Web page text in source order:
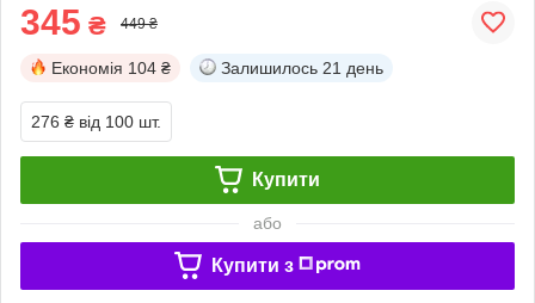
345 ₴ 449 ₴
Економія 104 ₴ Залишилось 21 день
276 ₴ від 100 шт.
Купити
або
Купити з